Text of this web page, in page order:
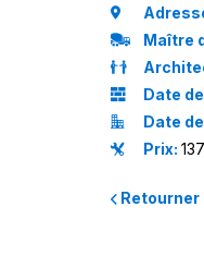
Maître
Date
Date
Prix: